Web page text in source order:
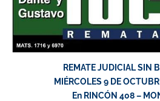
REMATE JUDICIAL SIN
MIÉRCOLES 9 DE
En RINCÓN 408 –